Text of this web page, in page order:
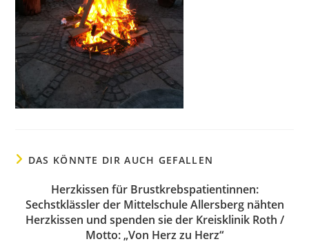
DAS KÖNNTE DIR AUCH GEFALLEN
Herzkissen für Brustkrebspatientinnen:
Sechstklässler der Mittelschule Allersberg nähten
Herzkissen und spenden sie der Kreisklinik Roth /
Motto: „Von Herz zu Herz“